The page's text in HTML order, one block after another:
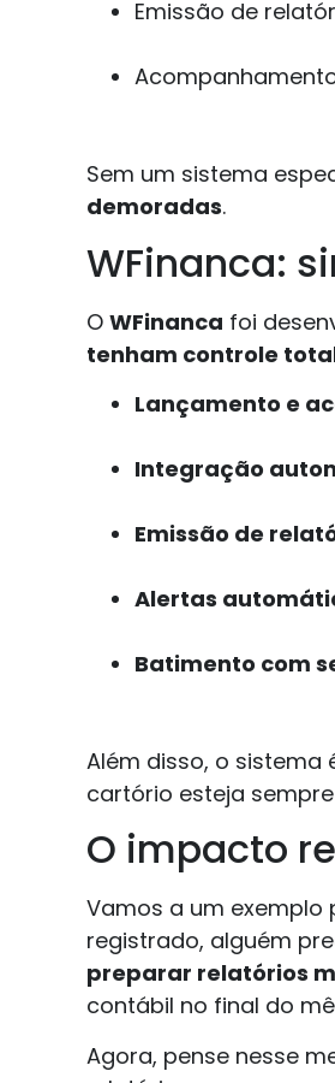
Emissão de
Sem um sistema
demoradas.
WFinanca:
O WFinanca foi
tenham controle
Lançamento e
Integração
Emissão de
Alertas
Batimento com
Além disso, o
cartório esteja sempre
O impacto
Vamos a um exemplo
registrado, alguém
preparar relatórios
contábil no final do
Agora, pense nesse